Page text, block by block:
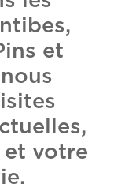
et
et votre